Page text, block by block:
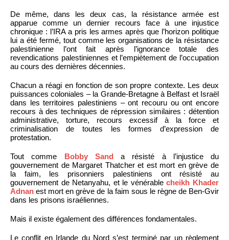
De même, dans les deux cas, la résistance armée est
apparue comme un dernier recours face à une injustice
chronique : l’IRA a pris les armes après que l’horizon politique
lui a été fermé, tout comme les organisations de la résistance
palestinienne l’ont fait après l’ignorance totale des
revendications palestiniennes et l’empiètement de l’occupation
au cours des dernières décennies.
Chacun a réagi en fonction de son propre contexte. Les deux
puissances coloniales – la Grande-Bretagne à Belfast et Israël
dans les territoires palestiniens – ont recouru ou ont encore
recours à des techniques de répression similaires : détention
administrative, torture, recours excessif à la force et
criminalisation de toutes les formes d’expression de
protestation.
Tout comme Bobby Sand a résisté à l’injustice du
gouvernement de Margaret Thatcher et est mort en grève de
la faim, les prisonniers palestiniens ont résisté au
gouvernement de Netanyahu, et le vénérablecheikh Khader
Adnan est mort en grève de la faim sous le règne de Ben-Gvir
dans les prisons israéliennes.
Mais il existe également des différences fondamentales.
Le conflit en Irlande du Nord s’est terminé par un règlement